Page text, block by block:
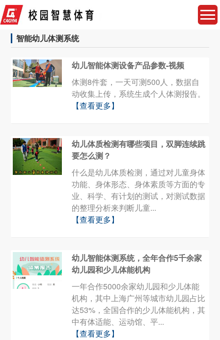
智能幼儿体测系统
幼儿智能体测设备产品参数-视频
体测8件套，一天可测500人，数据自
动收集上传，系统生成个人体测报告。
【查看更多】
幼儿体质检测有哪些项目，双脚连续跳
要怎么测？
什么是幼儿体质检测，通过对儿童身体
功能、身体形态、身体素质等方面的专
业、科学、有计划的测试，对测试数据
的整理分析来判断儿童...
【查看更多】
幼儿智能体测系统，全年合作5千余家
幼儿园和少儿体能机构
一年合作5000余家幼儿园和少儿体能
机构，其中上海广州等城市幼儿园占比
达53%，全国合作的少儿体能机构，其
中有体适能、运动馆、平...
【查看更多】